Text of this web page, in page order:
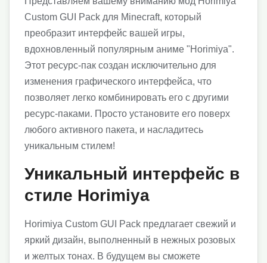
Custom GUI Pack для Minecraft, который
преобразит интерфейс вашей игры,
вдохновленный популярным аниме "Horimiya".
Этот ресурс-пак создан исключительно для
изменения графического интерфейса, что
позволяет легко комбинировать его с другими
ресурс-паками. Просто установите его поверх
любого активного пакета, и насладитесь
уникальным стилем!
Уникальный интерфейс в
стиле Horimiya
Horimiya Custom GUI Pack предлагает свежий и
яркий дизайн, выполненный в нежных розовых
и желтых тонах. В будущем вы сможете